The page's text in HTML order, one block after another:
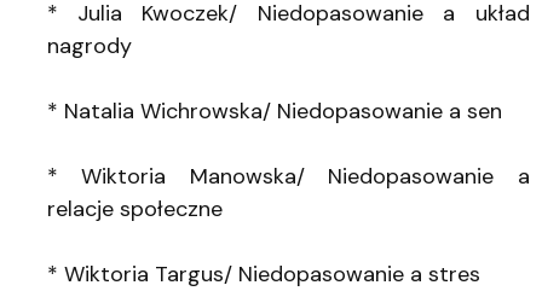
* Julia Kwoczek/ Niedopasowanie a układ
nagrody
* Natalia Wichrowska/ Niedopasowanie a sen
* Wiktoria Manowska/ Niedopasowanie a
relacje społeczne
* Wiktoria Targus/ Niedopasowanie a stres